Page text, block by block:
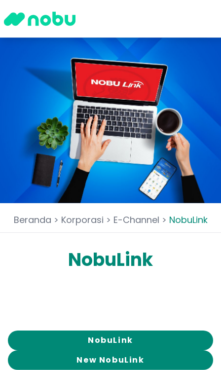
Beranda > Korporasi > E-Channel > NobuLink
NobuLink
NobuLink
New NobuLink